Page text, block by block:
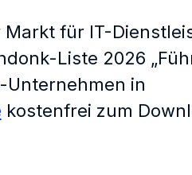
Markt für IT-
Liste 2026
in
kostenfrei zum